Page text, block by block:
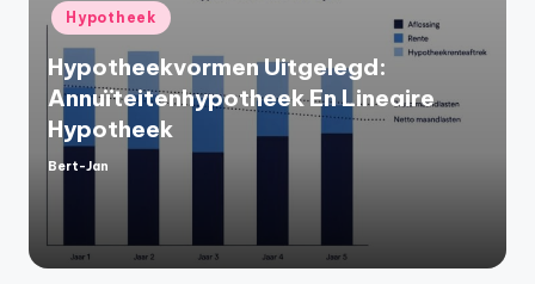
Geplaatst
in
Hypotheek
Hypotheekvormen Uitgelegd:
Annuïteitenhypotheek En Lineaire
Hypotheek
Geplaatst
Bert-Jan